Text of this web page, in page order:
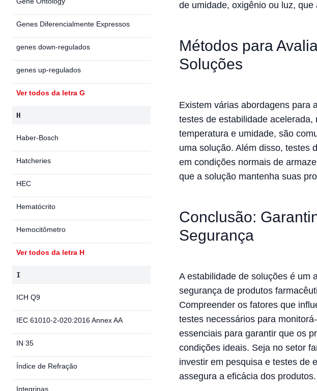
de umidade, oxigênio ou luz,
Métodos para
Soluções
Existem várias abordagens para
testes de estabilidade
temperatura e umidade, são
uma solução. Além disso, testes
em condições normais de
que a solução mantenha suas
Conclusão:
Segurança
A estabilidade de soluções é um
segurança de produtos
Compreender os fatores que
testes necessários para
essenciais para garantir que os
condições ideais. Seja no setor
investir em pesquisa e testes de
assegura a eficácia dos produtos.
Genes Diferencialmente Expressos
genes down-regulados
genes up-regulados
Ver todos da letra G
H
Haber-Bosch
Hatcheries
HEC
Hematócrito
Hemocitômetro
Ver todos da letra H
I
ICH Q9
IEC 61010-2-020:2016 Annex AA
IN 35
Índice de Refração
Integrinas